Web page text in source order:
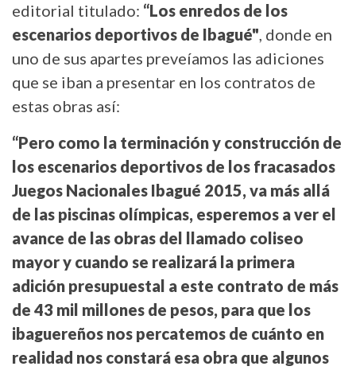
editorial titulado: “Los enredos de los
escenarios deportivos de Ibagué", donde en
uno de sus apartes preveíamos las adiciones
que se iban a presentar en los contratos de
estas obras así:
“Pero como la terminación y construcción de
los escenarios deportivos de los fracasados
Juegos Nacionales Ibagué 2015, va más allá
de las piscinas olímpicas, esperemos a ver el
avance de las obras del llamado coliseo
mayor y cuando se realizará la primera
adición presupuestal a este contrato de más
de 43 mil millones de pesos, para que los
ibaguereños nos percatemos de cuánto en
realidad nos constará esa obra que algunos